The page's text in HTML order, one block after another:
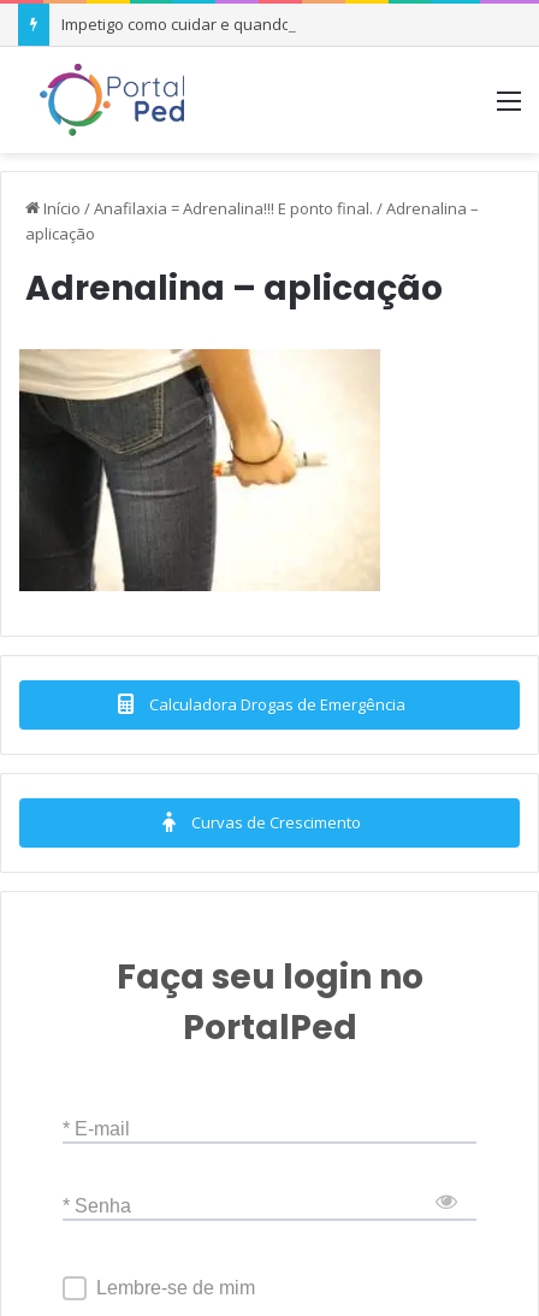
Impetigo como cuidar e quando se preocupar
Início /Anafilaxia = Adrenalina!!! E ponto final. /Adrenalina –
aplicação
Adrenalina – aplicação
Calculadora Drogas de Emergência
Curvas de Crescimento
Faça seu login no
PortalPed
* E-mail
* Senha
Lembre-se de mim